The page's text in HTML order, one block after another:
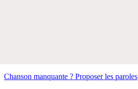
Chanson manquante ? Proposer les paroles